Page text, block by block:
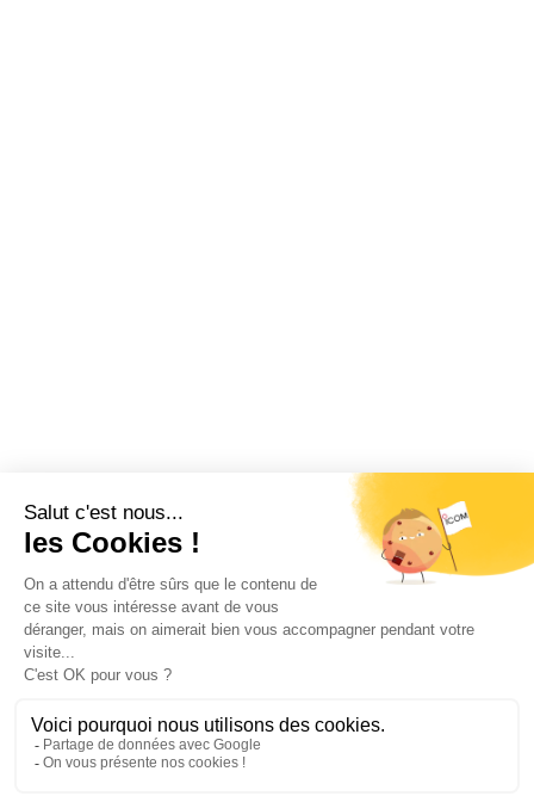
Restez informé !Abonnez-vous à la newsletter et recevez
toutes les actualités d’ICOM France
ÉVÉNEMENTS
RECRUTEMENT